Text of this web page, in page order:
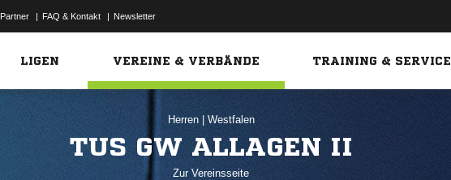
Partner | FAQ & Kontakt | Newsletter
LIGEN VEREINE & VERBÄNDE TRAINING & SERVICE
Herren Westfalen
TUS GW ALLAGEN II
Zur Vereinsseite